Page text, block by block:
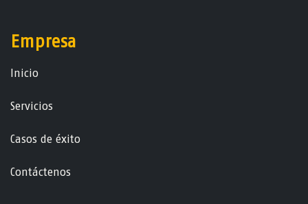
Empresa
Ini​ci​o
Servicios
Casos de éxito
Contáctenos